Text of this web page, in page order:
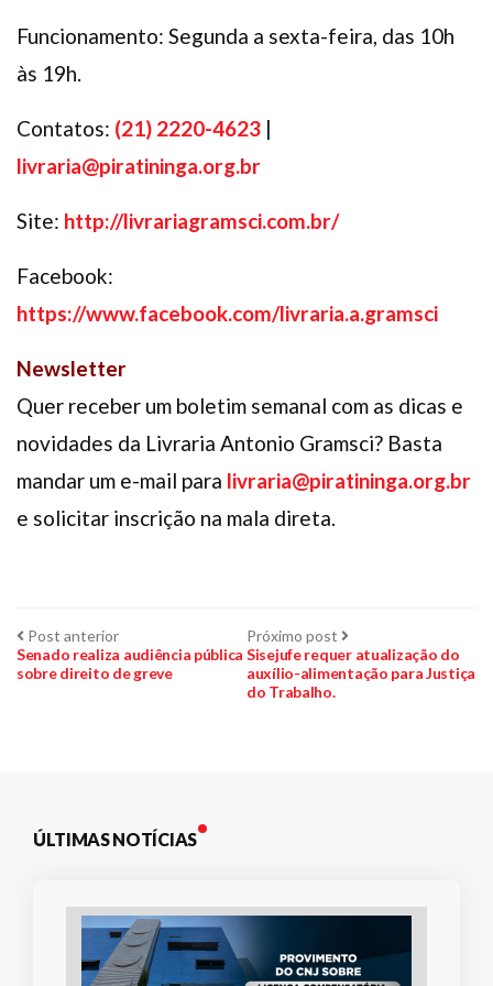
Funcionamento: Segunda a sexta-feira, das 10h
às 19h.
Contatos: (21) 2220-4623 |
livraria@piratininga.org.br
Site: http://livrariagramsci.com.br/
Facebook:
https://www.facebook.com/livraria.a.gramsci
Newsletter
Quer receber um boletim semanal com as dicas e
novidades da Livraria Antonio Gramsci? Basta
mandar um e-mail para livraria@piratininga.org.br
e solicitar inscrição na mala direta.
Navegação
de
Post anteriorPost
anterior:
Senado realiza audiência pública
sobre direito de greve
Próximo post Próximo
post:
Sisejufe requer atualização do
auxílio-alimentação para Justiça
do Trabalho.
ÚLTIMAS NOTÍCIAS